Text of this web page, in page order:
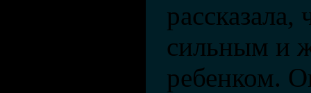
сильным и
ребенком.